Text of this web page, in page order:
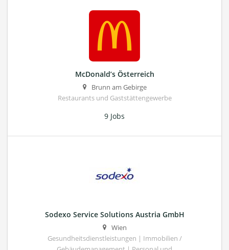
McDonald’s Österreich
Brunn am Gebirge
Restaurants und Gaststättengewerbe
9 Jobs
Sodexo Service Solutions Austria GmbH
Wien
Gesundheitsdienstleistungen | Immobilien /